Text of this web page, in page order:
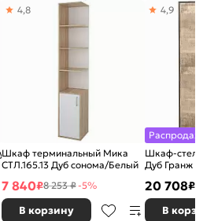
небраска/
Шкаф терминальный Мика
СТЛ.165.13 Дуб сонома/Белый
4,8
7 840₽8 253 ₽-5%
В корзину
Шкаф-
Дуб Гранж
4,9
20 708₽
В